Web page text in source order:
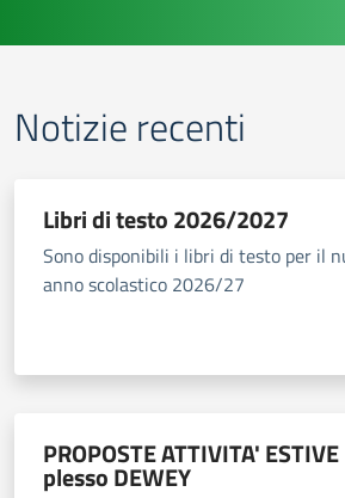
Notizie recenti
Libri di testo 2026/2027
Sono disponibili i libri di testo per il
anno scolastico 2026/27
PROPOSTE ATTIVITA' ESTIVE
plesso DEWEY